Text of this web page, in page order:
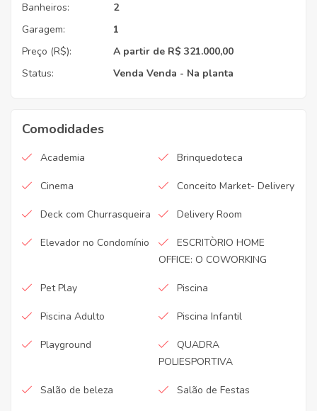
Banheiros:
2
Garagem:
1
Preço (R$):
A partir de R$ 321.000,00
Status:
Venda Venda - Na planta
Comodidades
Academia Brinquedoteca
Cinema Conceito Market- Delivery
Deck com Churrasqueira Delivery Room
Elevador no Condomínio
ESCRITÒRIO HOME
OFFICE: O COWORKING
Pet Play Piscina
Piscina Adulto Piscina Infantil
Playground
QUADRA
POLIESPORTIVA
Salão de beleza Salão de Festas